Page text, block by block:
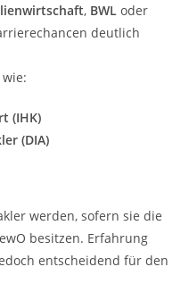
, BWL oder
deutlich
(IHK)
(DIA)
werden, sofern sie die
besitzen. Erfahrung
entscheidend für den